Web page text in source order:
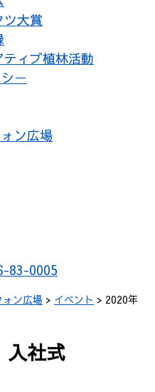
ツ大賞
ィブ植林活動
ー
ン広場
83-0005
ン広場 > イベント > 2020年
社式